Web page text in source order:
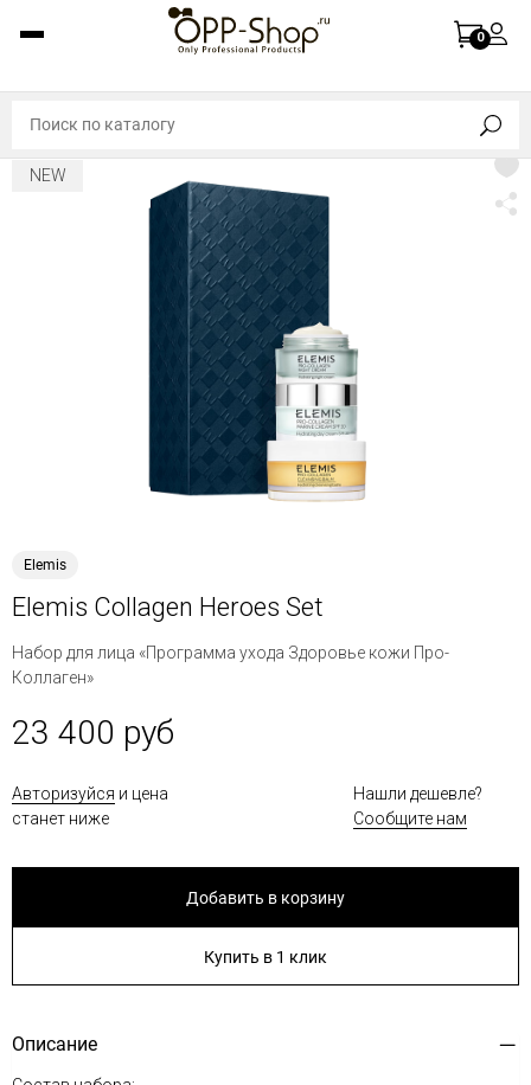
0
NEW
Elemis
Elemis Collagen Heroes Set
Набор для лица «Программа ухода Здоровье кожи Про-
Коллаген»
23 400 руб
Авторизуйся и цена
станет ниже
Нашли дешевле?
Сообщите нам
Добавить в корзину
Купить в 1 клик
Описание